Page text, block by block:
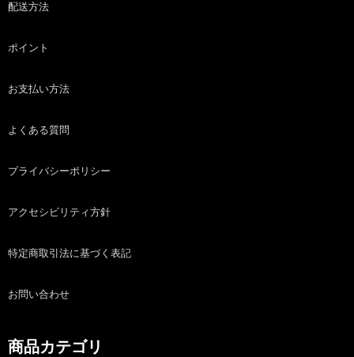
配送方法
ポイント
お支払い方法
よくある質問
プライバシーポリシー
アクセシビリティ方針
特定商取引法に基づく表記
お問い合わせ
商品カテゴリ